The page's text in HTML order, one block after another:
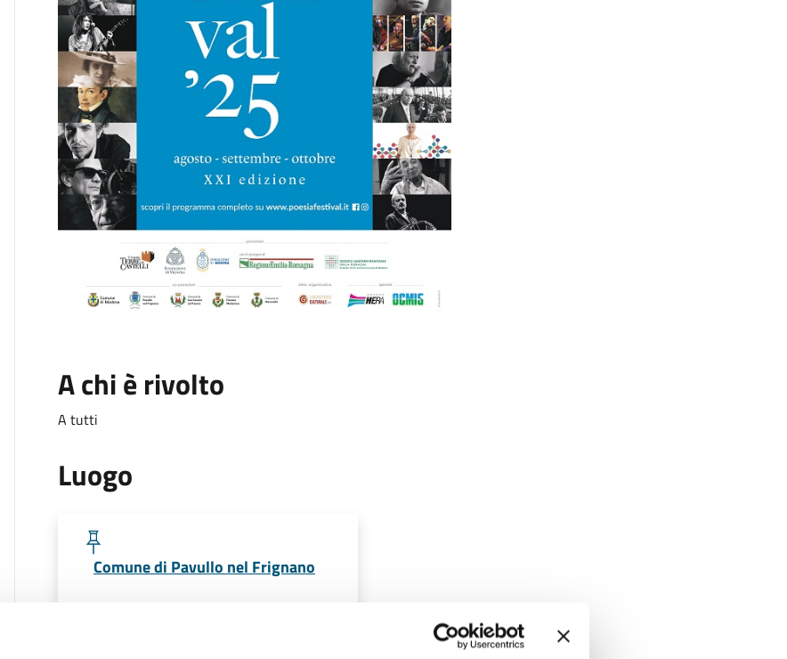
A chi è rivolto
A tutti
Luogo
Comune di Pavullo nel Frignano